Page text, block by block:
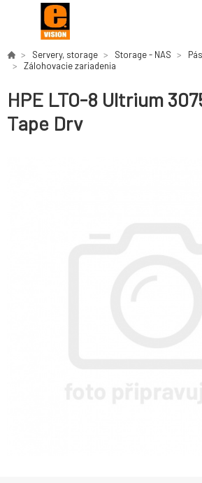
Servery, storage Storage - NAS
Zálohovacie zariadenia
HPE LTO-8 Ultrium
Tape Drv